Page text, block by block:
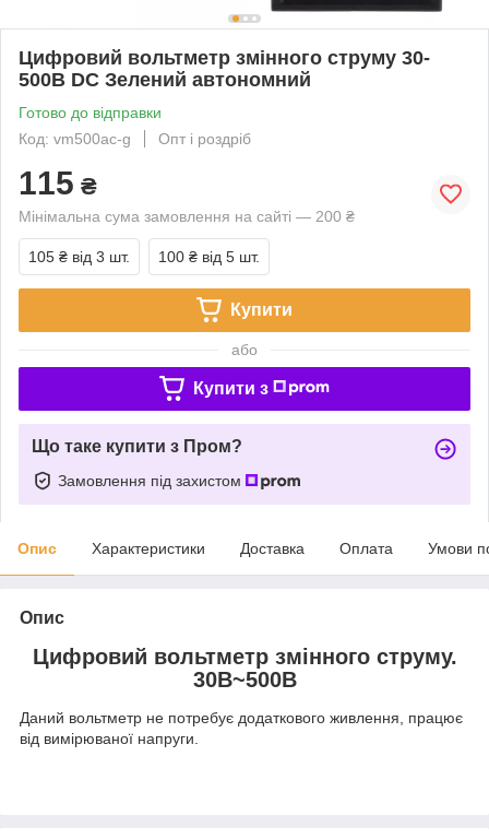
Цифровий вольтметр змінного струму 30-
500В DC Зелений автономний
Готово до відправки
Код: vm500ac-g
Опт і роздріб
115 ₴
Мінімальна сума замовлення на сайті — 200 ₴
105 ₴ від 3 шт. 100 ₴ від 5 шт.
Купити
або
Купити з
Що таке купити з Пром?
Замовлення під захистом
Опис Характеристики Доставка Оплата Умови
Опис
Цифровий вольтметр змінного струму.
30В~500В
Даний вольтметр не потребує додаткового живлення, працює
від вимірюваної напруги.